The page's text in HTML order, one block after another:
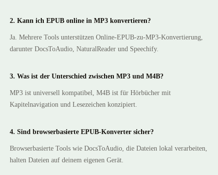
2. Kann ich EPUB online in MP3 konvertieren?
Ja. Mehrere Tools unterstützen Online-EPUB-zu-MP3-Konvertierung,
darunter DocsToAudio, NaturalReader und Speechify.
3. Was ist der Unterschied zwischen MP3 und M4B?
MP3 ist universell kompatibel, M4B ist für Hörbücher mit
Kapitelnavigation und Lesezeichen konzipiert.
4. Sind browserbasierte EPUB-Konverter sicher?
Browserbasierte Tools wie DocsToAudio, die Dateien lokal verarbeiten,
halten Dateien auf deinem eigenen Gerät.